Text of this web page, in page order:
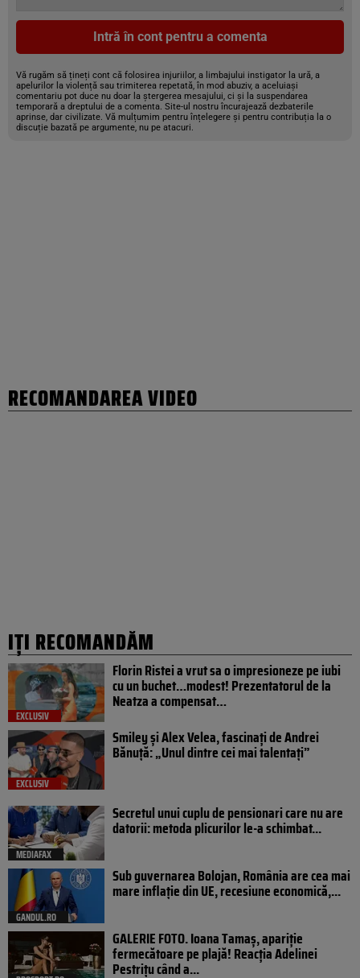
Intră în cont pentru a comenta
Vă rugăm să țineți cont că folosirea injuriilor, a limbajului instigator la ură, a
apelurilor la violență sau trimiterea repetată, în mod abuziv, a aceluiași
comentariu pot duce nu doar la ștergerea mesajului, ci și la suspendarea
temporară a dreptului de a comenta. Site-ul nostru încurajează dezbaterile
aprinse, dar civilizate. Vă mulțumim pentru înțelegere și pentru contribuția la o
discuție bazată pe argumente, nu pe atacuri.
RECOMANDAREA VIDEO
IȚI RECOMANDĂM
EXCLUSIV
Florin Ristei a vrut sa o impresioneze pe iubi
cu un buchet…modest! Prezentatorul de la
Neatza a compensat…
EXCLUSIV
Smiley și Alex Velea, fascinați de Andrei
Bănuță: „Unul dintre cei mai talentați”
MEDIAFAX
Secretul unui cuplu de pensionari care nu are
datorii: metoda plicurilor le-a schimbat...
GANDUL.RO
Sub guvernarea Bolojan, România are cea mai
mare inflație din UE, recesiune economică,...
GALERIE FOTO. Ioana Tamaş, apariție
fermecătoare pe plajă! Reacția Adelinei
Pestrițu când a...